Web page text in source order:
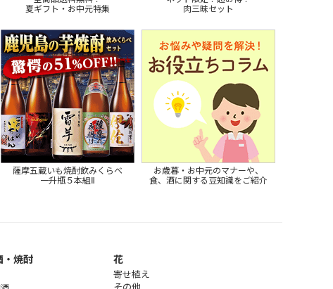
夏ギフト・お中元特集
肉三昧セット
薩摩五蔵いも焼酎飲みくらべ
一升瓶５本組Ⅱ
お歳暮・お中元のマナーや、
食、酒に関する豆知識をご紹介
・焼酎 花
寄せ植え